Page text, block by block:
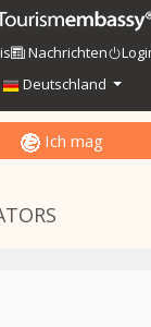
Nachrichten
Deutschland
Ich mag